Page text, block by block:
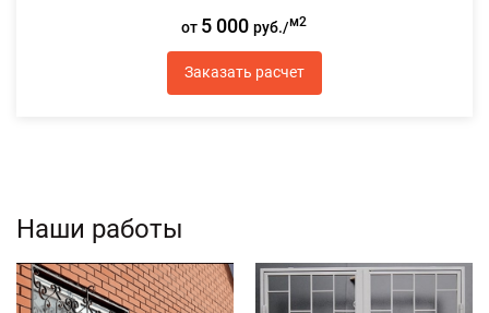
от 5 000руб./м2
Заказать расчет
Наши работы